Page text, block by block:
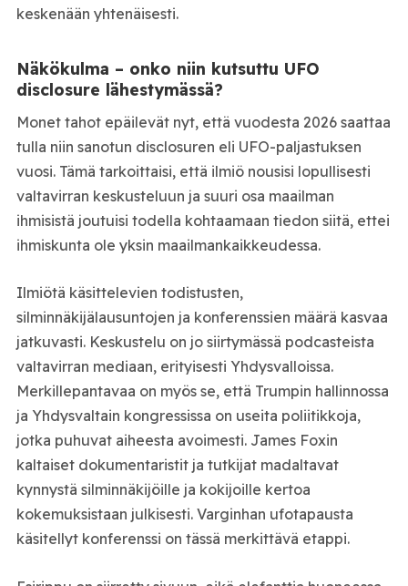
keskenään yhtenäisesti.
Näkökulma – onko niin kutsuttu UFO
disclosure lähestymässä?
Monet tahot epäilevät nyt, että vuodesta 2026 saattaa
tulla niin sanotun disclosuren eli UFO-paljastuksen
vuosi. Tämä tarkoittaisi, että ilmiö nousisi lopullisesti
valtavirran keskusteluun ja suuri osa maailman
ihmisistä joutuisi todella kohtaamaan tiedon siitä, ettei
ihmiskunta ole yksin maailmankaikkeudessa.
Ilmiötä käsittelevien todistusten,
silminnäkijälausuntojen ja konferenssien määrä kasvaa
jatkuvasti. Keskustelu on jo siirtymässä podcasteista
valtavirran mediaan, erityisesti Yhdysvalloissa.
Merkillepantavaa on myös se, että Trumpin hallinnossa
ja Yhdysvaltain kongressissa on useita poliitikkoja,
jotka puhuvat aiheesta avoimesti. James Foxin
kaltaiset dokumentaristit ja tutkijat madaltavat
kynnystä silminnäkijöille ja kokijoille kertoa
kokemuksistaan julkisesti. Varginhan ufotapausta
käsitellyt konferenssi on tässä merkittävä etappi.